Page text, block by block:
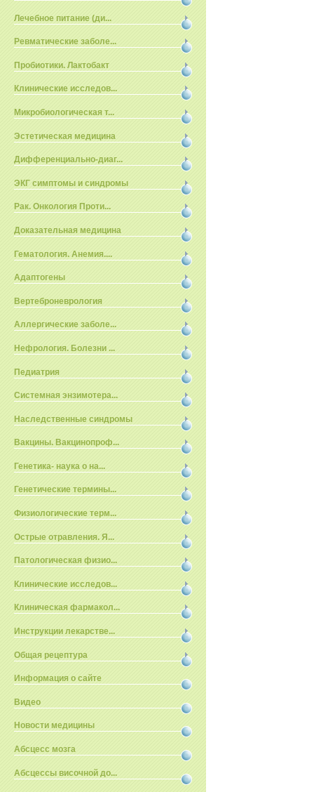
Лечебное питание (ди...
Ревматические заболе...
Пробиотики. Лактобакт
Клинические исследов...
Микробиологическая т...
Эстетическая медицина
Дифференциально-диаг...
ЭКГ симптомы и синдромы
Рак. Онкология Проти...
Доказательная медицина
Гематология. Анемия....
Адаптогены
Вертеброневрология
Аллергические заболе...
Нефрология. Болезни ...
Педиатрия
Системная энзимотера...
Наследственные синдромы
Вакцины. Вакцинопроф...
Генетика- наука о на...
Генетические термины...
Физиологические терм...
Острые отравления. Я...
Патологическая физио...
Клинические исследов...
Клиническая фармакол...
Инструкции лекарстве...
Общая рецептура
Информация о сайте
Видео
Новости медицины
Абсцесс мозга
Абсцессы височной до...